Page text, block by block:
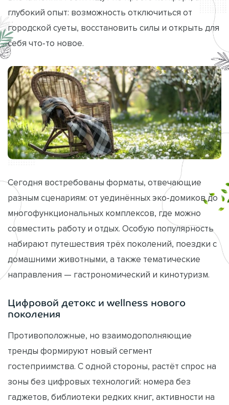
глубокий опыт: возможность отключиться от
городской суеты, восстановить силы и открыть для
себя что‑то новое.
Сегодня востребованы форматы, отвечающие
разным сценариям: от уединённых эко‑домиков до
многофункциональных комплексов, где можно
совместить работу и отдых. Особую популярность
набирают путешествия трёх поколений, поездки с
домашними животными, а также тематические
направления — гастрономический и кинотуризм.
Цифровой детокс и wellness нового
поколения
Противоположные, но взаимодополняющие
тренды формируют новый сегмент
гостеприимства. С одной стороны, растёт спрос на
зоны без цифровых технологий: номера без
гаджетов, библиотеки редких книг, активности на